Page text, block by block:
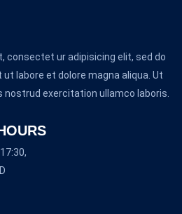
consectet ur adipisicing elit, sed do
labore et dolore magna aliqua. Ut
nostrud exercitation ullamco laboris.